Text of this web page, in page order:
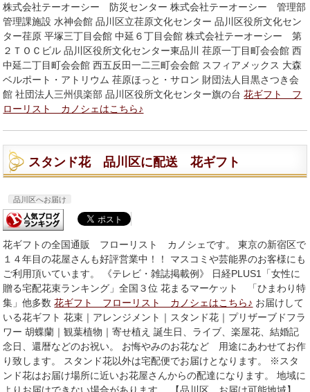
株式会社テーオーシー 防災センター 株式会社テーオーシー 管理部
管理課施設 水神会館 品川区立荏原文化センター 品川区役所文化セン
ター荏原 平塚三丁目会館 中延６丁目会館 株式会社テーオーシー 第
２ＴＯＣビル 品川区役所文化センター東品川 荏原一丁目町会会館 西
中延二丁目町会会館 西五反田一二三町会会館 スフィアメックス 大森
ベルポート・アトリウム 荏原ほっと・サロン 財団法人目黒さつき会
館 社団法人三州倶楽部 品川区役所文化センター旗の台花ギフト フ
ローリスト カノシェはこちら♪
スタンド花 品川区に配送 花ギフト
品川区へお届け
花ギフトの全国通販 フローリスト カノシェです。 東京の新宿区で
１４年目の花屋さんも好評営業中！！ マスコミや芸能界のお客様にも
ご利用頂いています。 《テレビ・雑誌掲載例》 日経PLUS1「女性に
贈る宅配花束ランキング」全国３位 花まるマーケット 「ひまわり特
集」他多数花ギフト フローリスト カノシェはこちら♪ お届けして
いる花ギフト 花束｜アレンジメント｜スタンド花｜プリザーブドフラ
ワー 胡蝶蘭｜観葉植物｜寄せ植え 誕生日、ライブ、楽屋花、結婚記
念日、還暦などのお祝い。 お悔やみのお花など 用途にあわせてお作
り致します。 スタンド花以外は宅配便でお届けとなります。 ※スタ
ンド花はお届け場所に近いお花屋さんからの配達になります。 地域に